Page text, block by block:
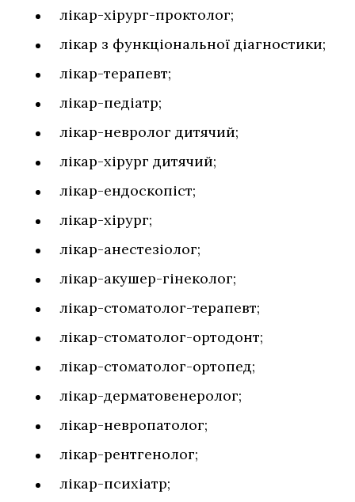
лікар-хірург-проктолог;
лікар з функціональної діагностики;
лікар-терапевт;
лікар-педіатр;
лікар-невролог дитячий;
лікар-хірург дитячий;
лікар-ендоскопіст;
лікар-хірург;
лікар-анестезіолог;
лікар-акушер-гінеколог;
лікар-стоматолог-терапевт;
лікар-стоматолог-ортодонт;
лікар-стоматолог-ортопед;
лікар-дерматовенеролог;
лікар-невропатолог;
лікар-рентгенолог;
лікар-психіатр;